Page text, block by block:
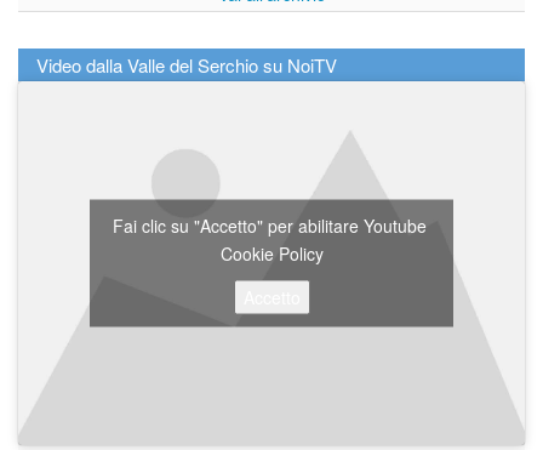
Video dalla Valle del Serchio su NoiTV
Fai clic su "Accetto" per abilitare Youtube
Cookie Policy